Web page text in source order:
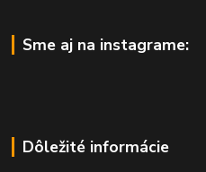
Sme aj na instagrame:
Dôležité informácie